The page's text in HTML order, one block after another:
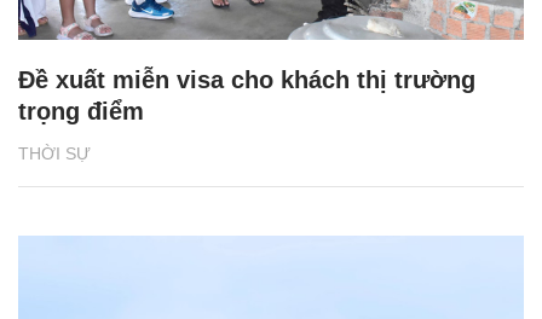
THỜI SỰ
Đề xuất miễn visa cho khách thị trường
trọng điểm